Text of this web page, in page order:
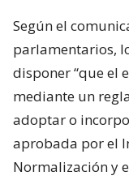
Según el
parlamentarios,
disponer “que el
mediante un
adoptar o
aprobada por el
Normalización y